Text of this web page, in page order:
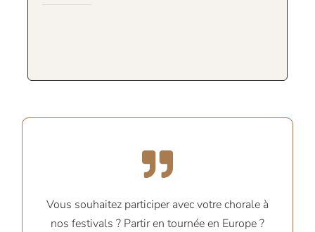
Vous souhaitez participer avec votre chorale à
nos festivals ? Partir en tournée en Europe ?